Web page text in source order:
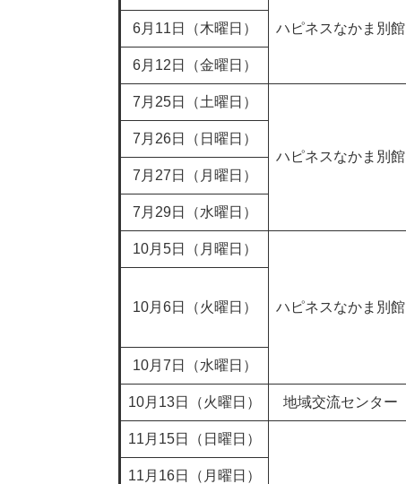
ハピネスなかま別館
6月11日（木曜日）
6月12日（金曜日）
7月25日（土曜日）
ハピネスなかま別館
7月26日（日曜日）
7月27日（月曜日）
7月29日（水曜日）
10月5日（月曜日）
ハピネスなかま別館
10月6日（火曜日）
10月7日（水曜日）
10月13日（火曜日） 地域交流センター
11月15日（日曜日）
11月16日（月曜日）